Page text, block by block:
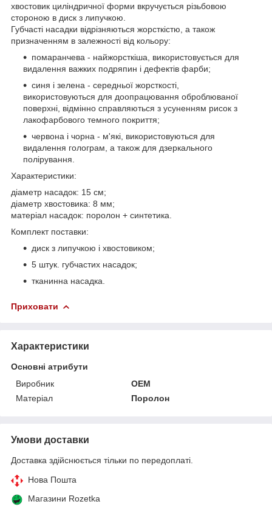
хвостовик циліндричної форми вкручується різьбовою
стороною в диск з липучкою.
Губчасті насадки відрізняються жорсткістю, а також
призначенням в залежності від кольору:
помаранчева - найжорсткіша, використовується для
видалення важких подряпин і дефектів фарби;
синя і зелена - середньої жорсткості,
використовуються для доопрацювання оброблюваної
поверхні, відмінно справляються з усуненням рисок з
лакофарбового темного покриття;
червона і чорна - м'які, використовуються для
видалення голограм, а також для дзеркального
полірування.
Характеристики:
діаметр насадок: 15 см;
діаметр хвостовика: 8 мм;
матеріал насадок: поролон + синтетика.
Комплект поставки:
диск з липучкою і хвостовиком;
5 штук. губчастих насадок;
тканинна насадка.
Приховати
Характеристики
Основні атрибути
Виробник
OEM
Матеріал
Поролон
Умови доставки
Доставка здійснюється тільки по передоплаті.
Нова Пошта
Магазини Rozetka